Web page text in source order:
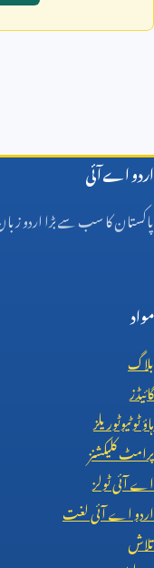
اردو اے آئی
پاکستان کا سب سے بڑا اردو
مواد
بلاگ
گائیڈز
ہاؤ ٹو ٹیوٹوریلز
پرامٹ کلیکشنز
اے آئی ٹولز
اردو اے آئی لغت
تلاش